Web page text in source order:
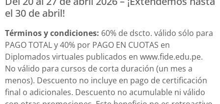
el 30 de abril!
Términos y condiciones: 60% de dscto. válido sólo para
PAGO TOTAL y 40% por PAGO EN CUOTAS en
Diplomados virtuales publicados en www.fide.edu.pe.
No válido para cursos de corta duración (un mes a
menos). Descuento no incluye en pago de certificación
final o adicionales. Descuento no acumulable ni válido